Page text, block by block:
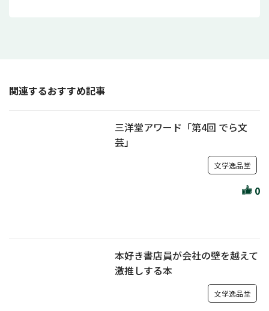
関連するおすすめ記事
三洋堂アワード「第4回 でら文
芸」
文学逸品堂
0
本好き書店員が会社の壁を越えて
激推しする本
文学逸品堂